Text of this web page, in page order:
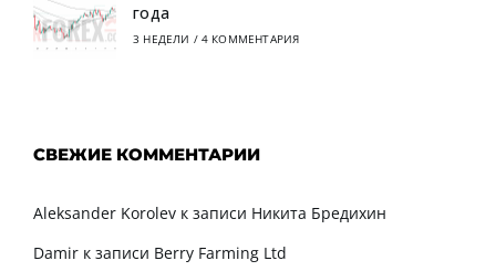
года
3 НЕДЕЛИ / 4 КОММЕНТАРИЯ
СВЕЖИЕ КОММЕНТАРИИ
Aleksander Korolev к записи Никита Бредихин
Damir к записи Berry Farming Ltd